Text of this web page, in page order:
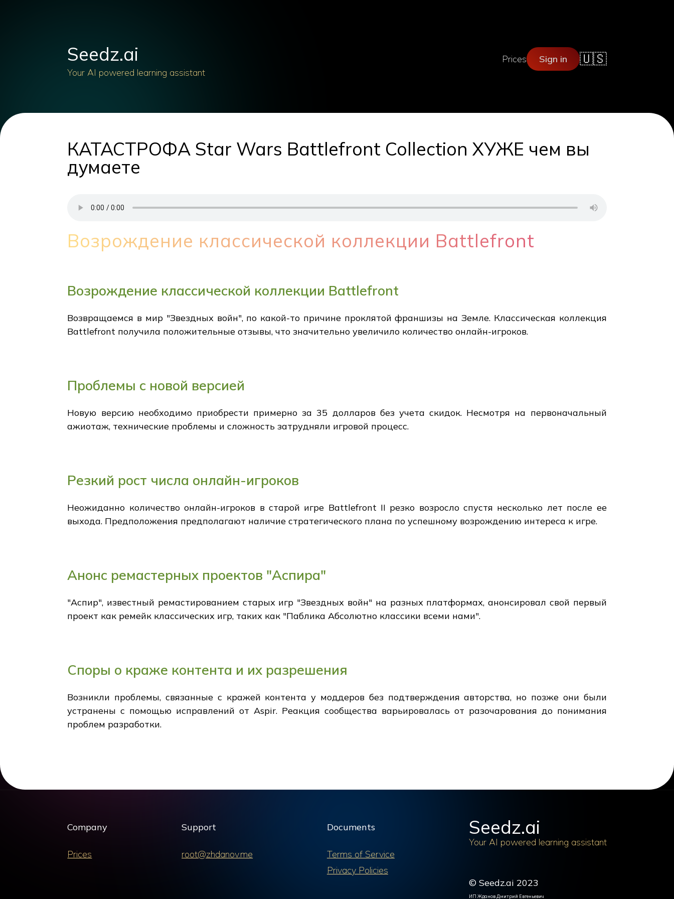
Seedz.ai
Your AI powered learning assistant
Prices Sign in 🇺🇸
КАТАСТРОФА Star Wars Battlefront Collection ХУЖЕ чем вы
думаете
Возрождение классической коллекции Battlefront
Возрождение классической коллекции Battlefront
Возвращаемся в мир "Звездных войн", по какой-то причине проклятой франшизы на Земле. Классическая коллекция
Battlefront получила положительные отзывы, что значительно увеличило количество онлайн-игроков.
Проблемы с новой версией
Новую версию необходимо приобрести примерно за 35 долларов без учета скидок. Несмотря на первоначальный
ажиотаж, технические проблемы и сложность затрудняли игровой процесс.
Резкий рост числа онлайн-игроков
Неожиданно количество онлайн-игроков в старой игре Battlefront II резко возросло спустя несколько лет после ее
выхода. Предположения предполагают наличие стратегического плана по успешному возрождению интереса к игре.
Анонс ремастерных проектов "Аспира"
"Аспир", известный ремастированием старых игр "Звездных войн" на разных платформах, анонсировал свой первый
проект как ремейк классических игр, таких как "Паблика Абсолютно классики всеми нами".
Споры о краже контента и их разрешения
Возникли проблемы, связанные с кражей контента у моддеров без подтверждения авторства, но позже они были
устранены с помощью исправлений от Aspir. Реакция сообщества варьировалась от разочарования до понимания
проблем разработки.
Company
Prices
Support
root@zhdanov.me
Documents
Terms of Service
Privacy Policies
Seedz.ai
Your AI powered learning assistant
© Seedz.ai 2023
ИП Жданов Дмитрий Евгеньевич